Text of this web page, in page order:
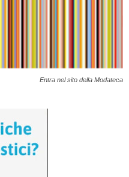
Entra nel sito della Modateca